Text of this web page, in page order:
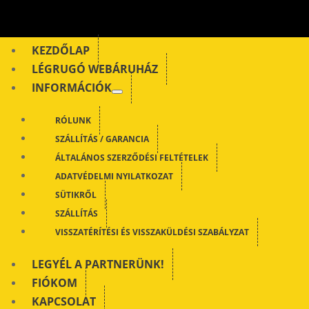
KEZDŐLAP
LÉGRUGÓ WEBÁRUHÁZ
INFORMÁCIÓK
RÓLUNK
SZÁLLÍTÁS / GARANCIA
ÁLTALÁNOS SZERZŐDÉSI FELTÉTELEK
ADATVÉDELMI NYILATKOZAT
SÜTIKRŐL
SZÁLLÍTÁS
VISSZATÉRÍTÉSI ÉS VISSZAKÜLDÉSI SZABÁLYZAT
LEGYÉL A PARTNERÜNK!
FIÓKOM
KAPCSOLAT